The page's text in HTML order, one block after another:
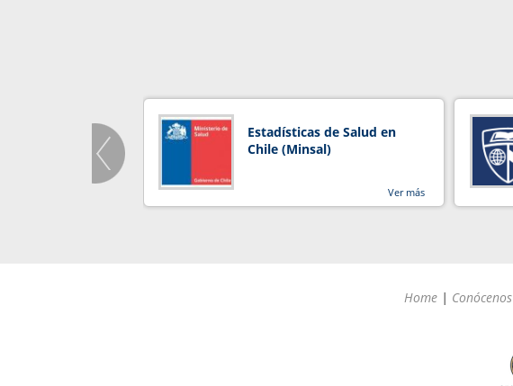
Estadísticas de Salud en
Chile (Minsal)
Ver más
Home | Conócenos